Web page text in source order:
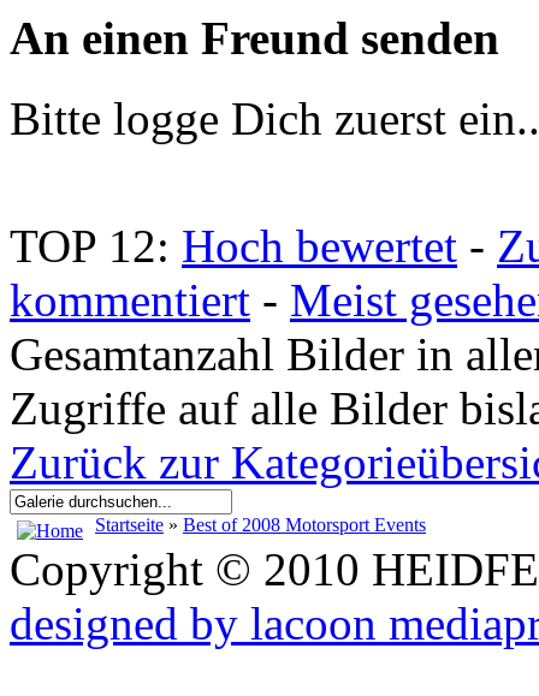
An einen Freund senden
Bitte logge Dich zuerst
TOP 12: Hoch bewertet -
kommentiert - Meist
Gesamtanzahl Bilder in
Zugriffe auf alle Bilder
Zurück zur
Startseite » Best of 2008 Motorsport Events
Copyright © 2010
designed by lacoon